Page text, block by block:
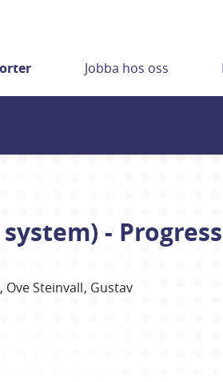
Jobba hos oss
-
Ove Steinvall Gustav